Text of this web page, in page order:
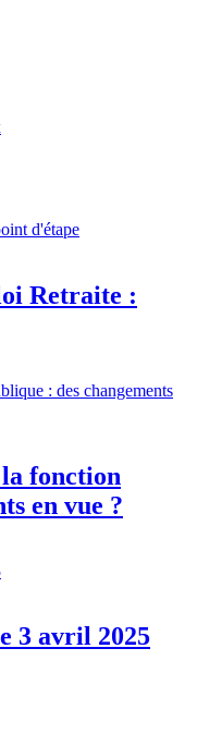
Retraite :
fonction
en vue ?
3 avril 2025